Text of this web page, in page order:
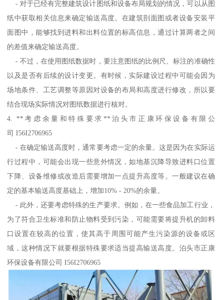
- 对于已经有完整建筑设计图纸和设备布局规划的情况，可以从图
纸中获取相关信息来确定输送高度。在建筑剖面图或者设备安装平
面图中，能够找到进料和出料位置的标高信息，通过计算两者之间
的差值来确定输送高度。
- 不过，在使用图纸数据时，要注意图纸的比例尺、标注的准确性
以及是否有后续的设计变更。有时候，实际建设过程中可能会因为
场地条件、工艺调整等原因对设备的布局和高度进行修改，所以要
结合现场实际情况对图纸数据进行核对。
4. **考虑余量和特殊要求**泊头市正康环保设备有限公
司 I56I2706965
- 在确定输送高度时，通常要考虑一定的余量。这是因为在实际运
行过程中，可能会出现一些意外情况，如地基沉降导致进料口位置
下降、设备维修或改造后需要增加一点提升高度等。一般建议在确
定的基本输送高度基础上，增加10% - 20%的余量。
- 此外，还要考虑特殊的生产要求。例如，在一些食品加工行业，
为了符合卫生标准和防止物料受到污染，可能需要将提升机的卸料
口设置在较高的位置，使其高于周围可能产生污染源的设备或区
域，这种情况下就要根据特殊要求适当提高输送高度。泊头市正康
环保设备有限公司 I56I2706965